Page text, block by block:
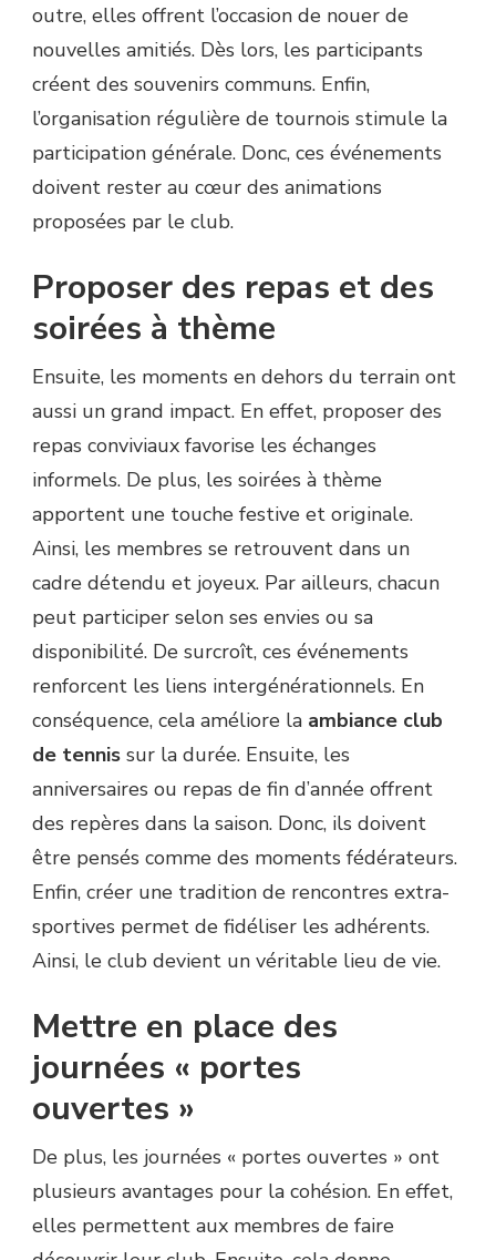
outre, elles offrent l’occasion de nouer de
nouvelles amitiés. Dès lors, les participants
créent des souvenirs communs. Enfin,
l’organisation régulière de tournois stimule la
participation générale. Donc, ces événements
doivent rester au cœur des animations
proposées par le club.
Proposer des repas et des
soirées à thème
Ensuite, les moments en dehors du terrain ont
aussi un grand impact. En effet, proposer des
repas conviviaux favorise les échanges
informels. De plus, les soirées à thème
apportent une touche festive et originale.
Ainsi, les membres se retrouvent dans un
cadre détendu et joyeux. Par ailleurs, chacun
peut participer selon ses envies ou sa
disponibilité. De surcroît, ces événements
renforcent les liens intergénérationnels. En
conséquence, cela améliore la ambiance club
de tennis sur la durée. Ensuite, les
anniversaires ou repas de fin d’année offrent
des repères dans la saison. Donc, ils doivent
être pensés comme des moments fédérateurs.
Enfin, créer une tradition de rencontres extra-
sportives permet de fidéliser les adhérents.
Ainsi, le club devient un véritable lieu de vie.
Mettre en place des
journées « portes
ouvertes »
De plus, les journées « portes ouvertes » ont
plusieurs avantages pour la cohésion. En effet,
elles permettent aux membres de faire